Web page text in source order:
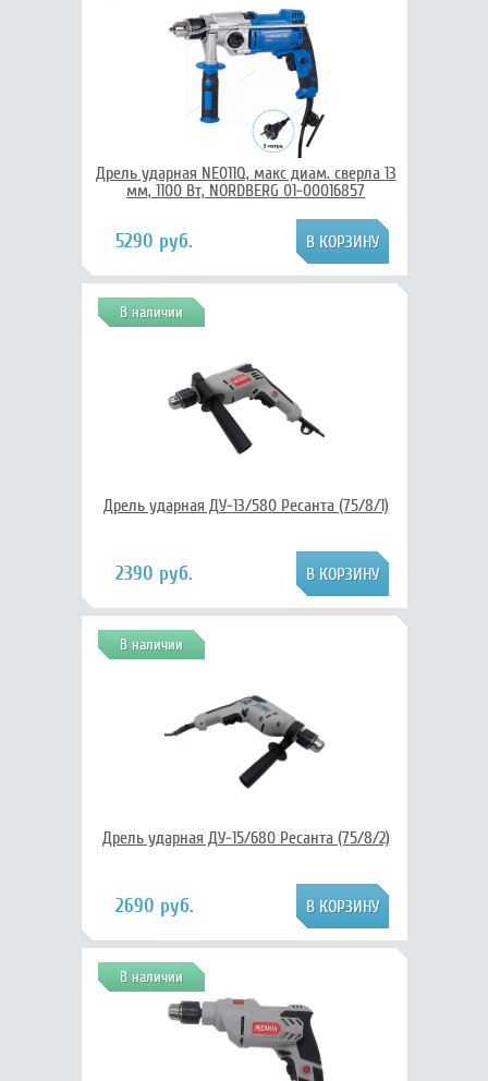
Дрель ударная NE011Q, макс диам. сверла 13
мм, 1100 Вт, NORDBERG 01-00016857
5290 руб.
В наличии
Дрель ударная ДУ-13/580 Ресанта (75/8/1)
2390 руб.
В наличии
Дрель ударная ДУ-15/680 Ресанта (75/8/2)
2690 руб.
В наличии